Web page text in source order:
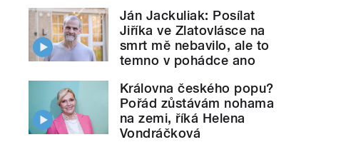
Ján Jackuliak: Posílat
Jiříka ve Zlatovlásce na
smrt mě nebavilo, ale to
temno v pohádce ano
Královna českého popu?
Pořád zůstávám nohama
na zemi, říká Helena
Vondráčková